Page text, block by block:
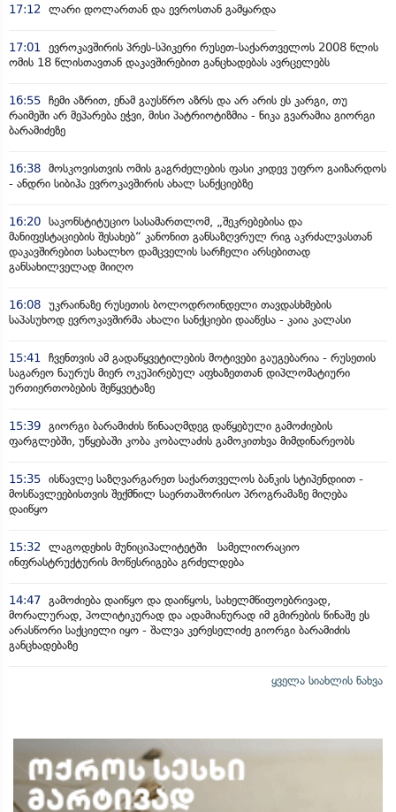
17:12 ლარი დოლართან და ევროსთან გამყარდა
17:01 ევროკავშირის პრეს-სპიკერი რუსეთ-საქართველოს 2008 წლის
ომის 18 წლისთავთან დაკავშირებით განცხადებას ავრცელებს
16:55 ჩემი აზრით, ენამ გაუსწრო აზრს და არ არის ეს კარგი, თუ
რაიმეში არ მეპარება ეჭვი, მისი პატრიოტიზმია - ნიკა გვარამია გიორგი
ბარამიძეზე
16:38 მოსკოვისთვის ომის გაგრძელების ფასი კიდევ უფრო გაიზარდოს
- ანდრი სიბიჰა ევროკავშირის ახალ სანქციებზე
16:20 საკონსტიტუციო სასამართლომ, „შეკრებებისა და
მანიფესტაციების შესახებ“ კანონით განსაზღვრულ რიგ აკრძალვასთან
დაკავშირებით სახალხო დამცველის სარჩელი არსებითად
განსახილველად მიიღო
16:08 უკრაინაზე რუსეთის ბოლოდროინდელი თავდასხმების
საპასუხოდ ევროკავშირმა ახალი სანქციები დააწესა - კაია კალასი
15:41 ჩვენთვის ამ გადაწყვეტილების მოტივები გაუგებარია - რუსეთის
საგარეო ნაურუს მიერ ოკუპირებულ აფხაზეთთან დიპლომატიური
ურთიერთობების შეწყვეტაზე
15:39 გიორგი ბარამიძის წინააღმდეგ დაწყებული გამოძიების
ფარგლებში, უწყებაში კობა კობალაძის გამოკითხვა მიმდინარეობს
15:35 ისწავლე საზღვარგარეთ საქართველოს ბანკის სტიპენდიით -
მოსწავლეებისთვის შექმნილ საერთაშორისო პროგრამაზე მიღება
დაიწყო
15:32 ლაგოდეხის მუნიციპალიტეტში სამელიორაციო
ინფრასტრუქტურის მოწესრიგება გრძელდება
14:47 გამოძიება დაიწყო და დაიწყოს, სახელმწიფოებრივად,
მორალურად, პოლიტიკურად და ადამიანურად იმ გმირების წინაშე ეს
არასწორი საქციელი იყო - შალვა კერესელიძე გიორგი ბარამიძის
განცხადებაზე
ყველა სიახლის ნახვა